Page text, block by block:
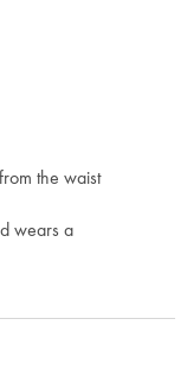
the waist
wears a